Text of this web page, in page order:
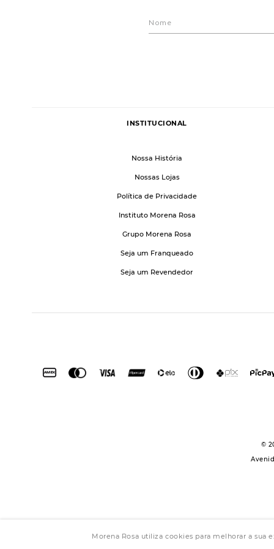
Morena Rosa utiliza cookies para melhorar a sua
INSTITUCIONAL
Nossa História
Nossas Lojas
Política de Privacidade
Instituto Morena Rosa
Grupo Morena Rosa
Seja um Franqueado
Seja um Revendedor
©